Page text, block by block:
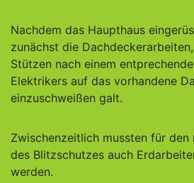
Nachdem das Haupthaus
zunächst die
Stützen nach einem
Elektrikers auf das vorhandene
einzuschweißen galt.
Zwischenzeitlich mussten für den
des Blitzschutzes auch
werden.